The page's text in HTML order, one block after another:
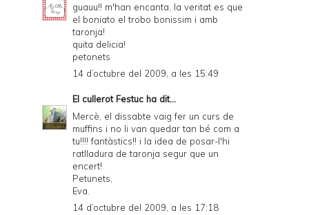
guauu!! m'han encanta, la veritat es que
el boniato el trobo bonissim i amb
taronja!
quita delicia!
petonets
14 d’octubre del 2009, a les 15:49
El cullerot Festuc ha dit...
Mercè, el dissabte vaig fer un curs de
muffins i no li van quedar tan bé com a
tu!!!! fantàstics!! i la idea de posar-l'hi
ratlladura de taronja segur que un
encert!
Petunets,
Eva.
14 d’octubre del 2009, a les 17:18